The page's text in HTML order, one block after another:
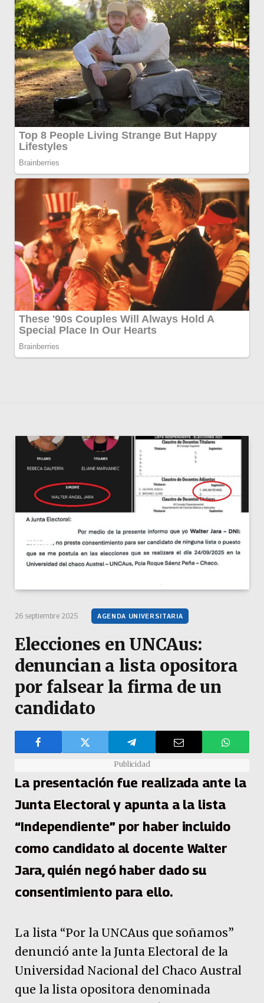
26 septiembre 2025 AGENDA UNIVERSITARIA
Elecciones en UNCAus:
denuncian a lista opositora
por falsear la firma de un
candidato
Publicidad
La presentación fue realizada ante la
Junta Electoral y apunta a la lista
“Independiente” por haber incluido
como candidato al docente Walter
Jara, quién negó haber dado su
consentimiento para ello.
La lista “Por la UNCAus que soñamos”
denunció ante la Junta Electoral de la
Universidad Nacional del Chaco Austral
que la lista opositora denominada